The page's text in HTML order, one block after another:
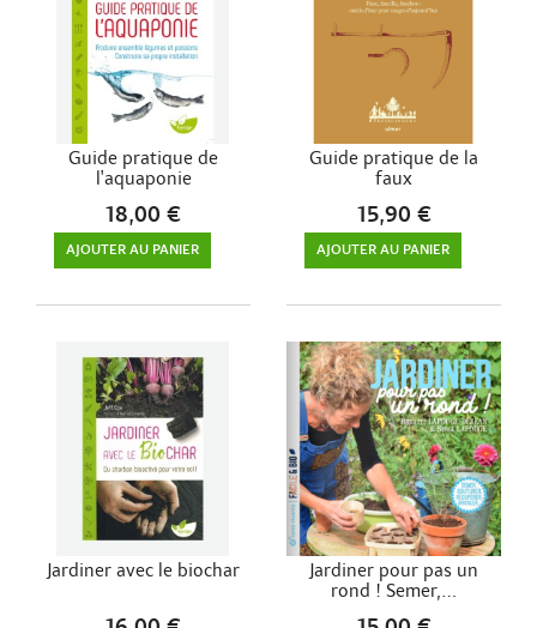
Guide pratique de
l'aquaponie
18,00 €
AJOUTER AU PANIER
Guide pratique de la
faux
15,90 €
AJOUTER AU PANIER
Jardiner avec le biochar
Jardiner pour pas un
rond ! Semer,...